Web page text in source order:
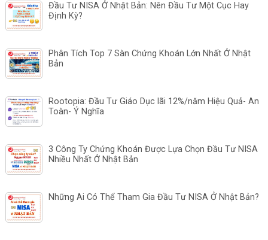
Đầu Tư NISA Ở Nhật Bản: Nên Đầu Tư Một Cục Hay
Định Kỳ?
Phân Tích Top 7 Sàn Chứng Khoán Lớn Nhất Ở Nhật
Bản
Rootopia: Đầu Tư Giáo Dục lãi 12%/năm Hiệu Quả- An
Toàn- Ý Nghĩa
3 Công Ty Chứng Khoán Được Lựa Chọn Đầu Tư NISA
Nhiều Nhất Ở Nhật Bản
Những Ai Có Thể Tham Gia Đầu Tư NISA Ở Nhật Bản?